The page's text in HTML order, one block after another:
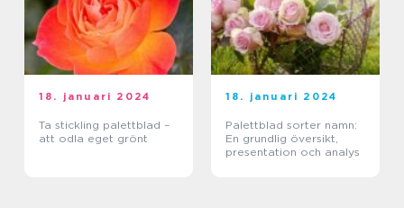
18. januari 2024
Ta stickling palettblad –
att odla eget grönt
18. januari 2024
Palettblad sorter namn:
En grundlig översikt,
presentation och analys